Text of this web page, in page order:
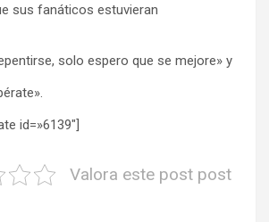
sus fanáticos estuvieran
solo espero que se mejore» y
id=»6139″]
Valora este post post